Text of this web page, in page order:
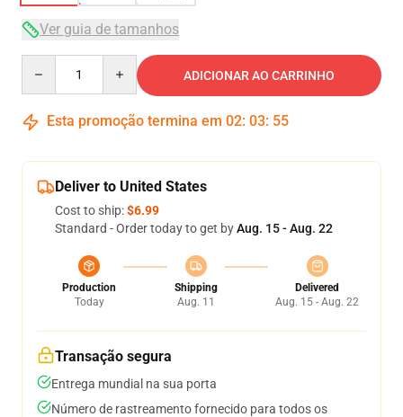
Ver guia de tamanhos
ADICIONAR AO CARRINHO
Esta promoção termina em 02: 03: 54
Deliver to United States
Cost to ship:$6.99
Standard - Order today to get byAug. 15 - Aug. 22
Production
Today
Shipping
Aug. 11
Delivered
Aug. 15 - Aug. 22
Transação segura
Entrega mundial na sua porta
Número de rastreamento fornecido para todos os